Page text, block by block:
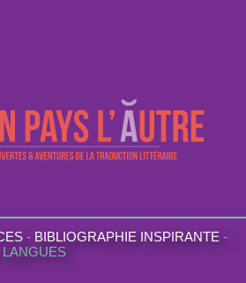
- BIBLIOGRAPHIE INSPIRANTE -